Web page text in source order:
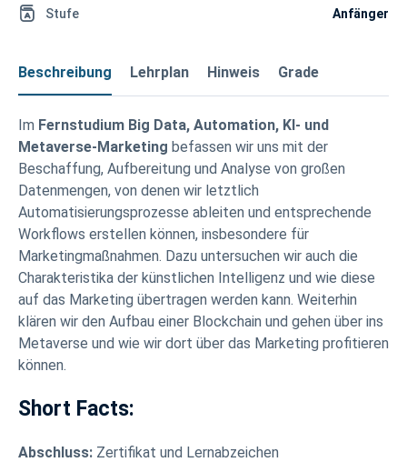
Beschreibung Lehrplan Hinweis Grade
Im Fernstudium Big Data, Automation, KI- und
Metaverse-Marketing befassen wir uns mit der
Beschaffung, Aufbereitung und Analyse von großen
Datenmengen, von denen wir letztlich
Automatisierungsprozesse ableiten und entsprechende
Workflows erstellen können, insbesondere für
Marketingmaßnahmen. Dazu untersuchen wir auch die
Charakteristika der künstlichen Intelligenz und wie diese
auf das Marketing übertragen werden kann. Weiterhin
klären wir den Aufbau einer Blockchain und gehen über ins
Metaverse und wie wir dort über das Marketing profitieren
können.
Short Facts:
Abschluss: Zertifikat und Lernabzeichen
Stufe Anfänger